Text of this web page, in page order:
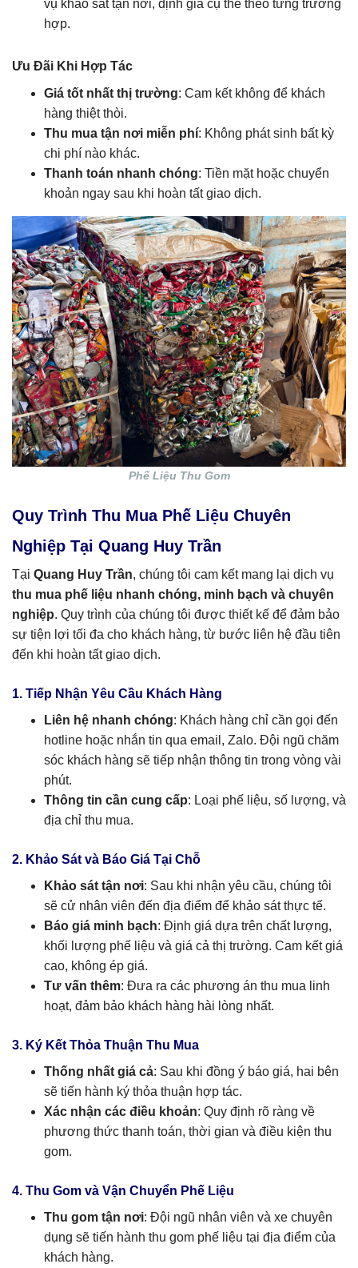
vụ khảo sát tận nơi, định giá cụ thể theo từng trường
hợp.
Ưu Đãi Khi Hợp Tác
Giá tốt nhất thị trường: Cam kết không để khách
hàng thiệt thòi.
Thu mua tận nơi miễn phí: Không phát sinh bất kỳ
chi phí nào khác.
Thanh toán nhanh chóng: Tiền mặt hoặc chuyển
khoản ngay sau khi hoàn tất giao dịch.
Phế Liệu Thu Gom
Quy Trình Thu Mua Phế Liệu Chuyên
Nghiệp Tại Quang Huy Trần
Tại Quang Huy Trần, chúng tôi cam kết mang lại dịch vụ
thu mua phế liệu nhanh chóng, minh bạch và chuyên
nghiệp. Quy trình của chúng tôi được thiết kế để đảm bảo
sự tiện lợi tối đa cho khách hàng, từ bước liên hệ đầu tiên
đến khi hoàn tất giao dịch.
1. Tiếp Nhận Yêu Cầu Khách Hàng
Liên hệ nhanh chóng: Khách hàng chỉ cần gọi đến
hotline hoặc nhắn tin qua email, Zalo. Đội ngũ chăm
sóc khách hàng sẽ tiếp nhận thông tin trong vòng vài
phút.
Thông tin cần cung cấp: Loại phế liệu, số lượng, và
địa chỉ thu mua.
2. Khảo Sát và Báo Giá Tại Chỗ
Khảo sát tận nơi: Sau khi nhận yêu cầu, chúng tôi
sẽ cử nhân viên đến địa điểm để khảo sát thực tế.
Báo giá minh bạch: Định giá dựa trên chất lượng,
khối lượng phế liệu và giá cả thị trường. Cam kết giá
cao, không ép giá.
Tư vấn thêm: Đưa ra các phương án thu mua linh
hoạt, đảm bảo khách hàng hài lòng nhất.
3. Ký Kết Thỏa Thuận Thu Mua
Thống nhất giá cả: Sau khi đồng ý báo giá, hai bên
sẽ tiến hành ký thỏa thuận hợp tác.
Xác nhận các điều khoản: Quy định rõ ràng về
phương thức thanh toán, thời gian và điều kiện thu
gom.
4. Thu Gom và Vận Chuyển Phế Liệu
Thu gom tận nơi: Đội ngũ nhân viên và xe chuyên
dụng sẽ tiến hành thu gom phế liệu tại địa điểm của
khách hàng.